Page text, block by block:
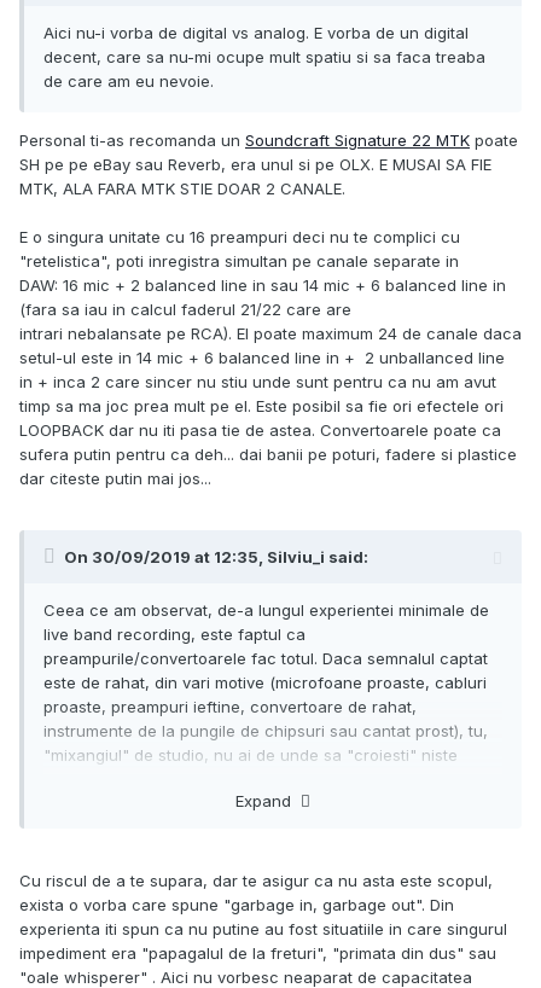
Aici nu-i vorba de digital vs analog. E vorba de un digital
decent, care sa nu-mi ocupe mult spatiu si sa faca treaba
de care am eu nevoie.
Personal ti-as recomanda un Soundcraft Signature 22 MTK poate
SH pe pe eBay sau Reverb, era unul si pe OLX. E MUSAI SA FIE
MTK, ALA FARA MTK STIE DOAR 2 CANALE.
E o singura unitate cu 16 preampuri deci nu te complici cu
"retelistica", poti inregistra simultan pe canale separate in
DAW: 16 mic + 2 balanced line in sau 14 mic + 6 balanced line in
(fara sa iau in calcul faderul 21/22 care are
intrari nebalansate pe RCA). El poate maximum 24 de canale daca
setul-ul este in 14 mic + 6 balanced line in + 2 unballanced line
in + inca 2 care sincer nu stiu unde sunt pentru ca nu am avut
timp sa ma joc prea mult pe el. Este posibil sa fie ori efectele ori
LOOPBACK dar nu iti pasa tie de astea. Convertoarele poate ca
sufera putin pentru ca deh... dai banii pe poturi, fadere si plastice
dar citeste putin mai jos...
On 30/09/2019 at 12:35, Silviu_i said:
Ceea ce am observat, de-a lungul experientei minimale de
live band recording, este faptul ca
preampurile/convertoarele fac totul. Daca semnalul captat
este de rahat, din vari motive (microfoane proaste, cabluri
proaste, preampuri ieftine, convertoare de rahat,
instrumente de la pungile de chipsuri sau cantat prost), tu,
"mixangiul" de studio, nu ai de unde sa "croiesti" niste
Expand
Cu riscul de a te supara, dar te asigur ca nu asta este scopul,
exista o vorba care spune "garbage in, garbage out". Din
experienta iti spun ca nu putine au fost situatiile in care singurul
impediment era "papagalul de la freturi", "primata din dus" sau
"oale whisperer" . Aici nu vorbesc neaparat de capacitatea